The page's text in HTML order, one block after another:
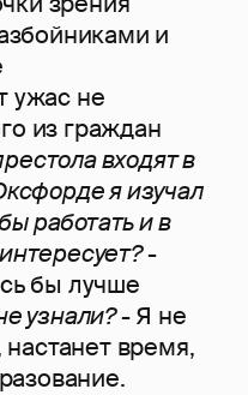
и
ужас не
из граждан
входят в
я изучал
работать и в
-
бы лучше
узнали?- Я не
время,